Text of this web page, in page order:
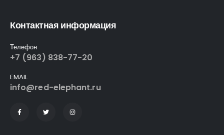
Контактная информация
Телефон
+7 (963) 838-77-20
EMAIL
info@red-elephant.ru